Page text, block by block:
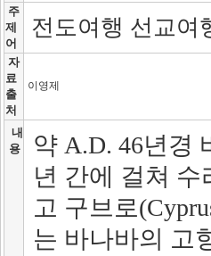
주
제
어
전도여행 선교
자
료
출
처
이영제
내
용
약 A.D. 46년경
년 간에 걸쳐
고 구브로
는 바나바의 고